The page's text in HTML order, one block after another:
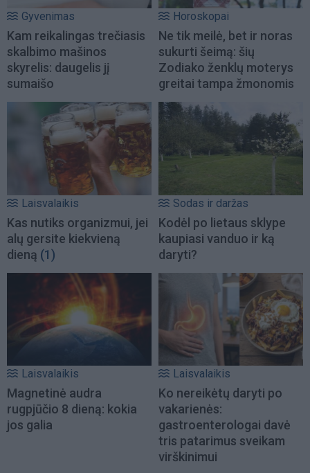
Gyvenimas
Kam reikalingas trečiasis
skalbimo mašinos
skyrelis: daugelis jį
sumaišo
Horoskopai
Ne tik meilė, bet ir noras
sukurti šeimą: šių
Zodiako ženklų moterys
greitai tampa žmonomis
Laisvalaikis
Kas nutiks organizmui, jei
alų gersite kiekvieną
dieną (1)
Sodas ir daržas
Kodėl po lietaus sklype
kaupiasi vanduo ir ką
daryti?
Laisvalaikis
Magnetinė audra
rugpjūčio 8 dieną: kokia
jos galia
Laisvalaikis
Ko nereikėtų daryti po
vakarienės:
gastroenterologai davė
tris patarimus sveikam
virškinimui